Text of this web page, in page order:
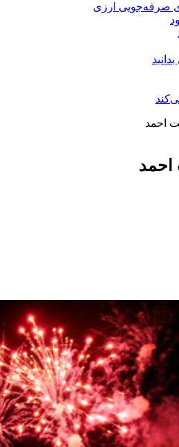
صرفه‌جویی ارزی
احمد
احمد